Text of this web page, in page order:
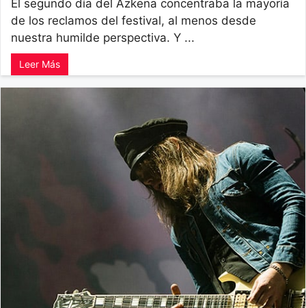
El segundo día del Azkena concentraba la mayoría
de los reclamos del festival, al menos desde
nuestra humilde perspectiva. Y ...
Leer Más